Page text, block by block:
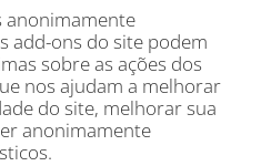
anonimamente
add-ons do site podem
sobre as ações dos
nos ajudam a melhorar
do site, melhorar sua
anonimamente